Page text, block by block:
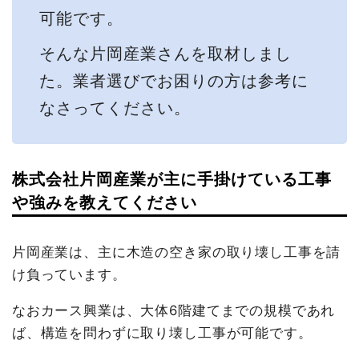
可能です。
そんな片岡産業さんを取材しまし
た。業者選びでお困りの方は参考に
なさってください。
株式会社片岡産業が主に手掛けている工事
や強みを教えてください
片岡産業は、主に木造の空き家の取り壊し工事を請
け負っています。
なおカース興業は、大体6階建てまでの規模であれ
ば、構造を問わずに取り壊し工事が可能です。